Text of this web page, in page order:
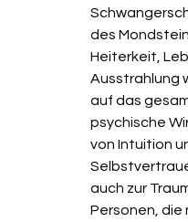
des
Heiterkeit,
Ausstrahlung
auf das
psychische
von Intuition
auch zur
Personen, die